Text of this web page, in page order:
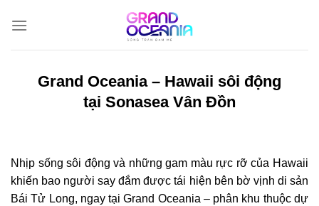
qua
Grand Oceania – Hawaii sôi động
tại Sonasea Vân Đồn
Nhịp sống sôi động và những gam màu rực rỡ của Hawaii
khiến bao người say đắm được tái hiện bên bờ vịnh di sản
Bái Tử Long, ngay tại Grand Oceania – phân khu thuộc dự